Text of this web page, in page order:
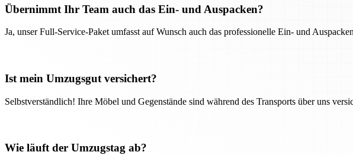
Übernimmt Ihr Team auch das Ein- und Auspacken?
Ja, unser Full-Service-Paket umfasst auf Wunsch auch das professionelle Ein- und
Ist mein Umzugsgut versichert?
Selbstverständlich! Ihre Möbel und Gegenstände sind während des Transports über uns
Wie läuft der Umzugstag ab?